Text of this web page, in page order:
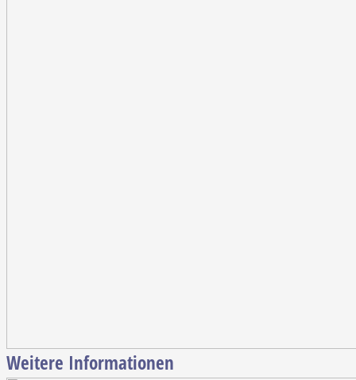
Weitere Informationen